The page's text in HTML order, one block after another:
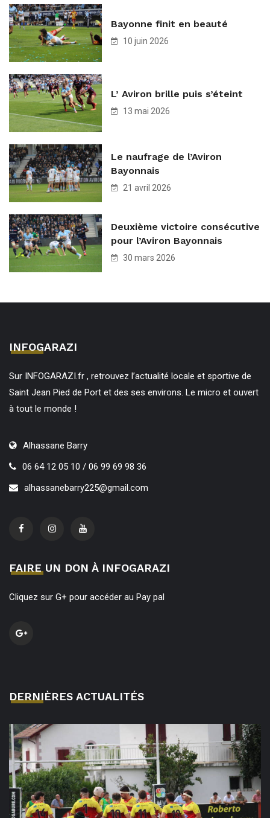
Bayonne finit en beauté
10 juin 2026
L’ Aviron brille puis s’éteint
13 mai 2026
Le naufrage de l’Aviron
Bayonnais
21 avril 2026
Deuxième victoire consécutive
pour l’Aviron Bayonnais
30 mars 2026
INFOGARAZI
Sur INFOGARAZI.fr , retrouvez l’actualité locale et sportive de
Saint Jean Pied de Port et des ses environs. Le micro et ouvert
à tout le monde !
Alhassane Barry
06 64 12 05 10 / 06 99 69 98 36
alhassanebarry225@gmail.com
FAIRE UN DON À INFOGARAZI
Cliquez sur G+ pour accéder au Pay pal
DERNIÈRES ACTUALITÉS